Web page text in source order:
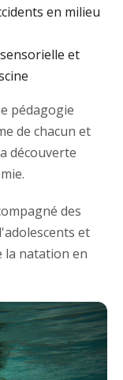
en milieu
et
pédagogie
de chacun et
découverte
des
et
la natation en